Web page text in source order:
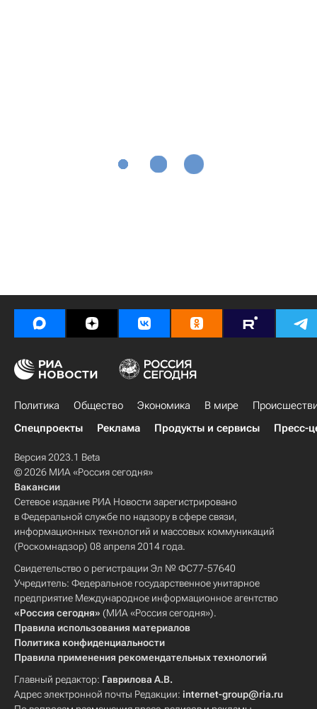
Политика Общество Экономика В мире
Спецпроекты
Реклама Продукты и сервисы Пресс-
Версия 2023.1 Beta
© 2026 МИА «Россия сегодня»
Вакансии
Сетевое издание РИА Новости зарегистрировано
в Федеральной службе по надзору в сфере связи,
информационных технологий и массовых коммуникаций
(Роскомнадзор) 08 апреля 2014 года.
Свидетельство о регистрации Эл № ФС77-57640
Учредитель: Федеральное государственное унитарное
предприятие Международное информационное агентство
«Россия сегодня» (МИА «Россия сегодня»).
Правила использования материалов
Политика конфиденциальности
Правила применения рекомендательных технологий
Главный редактор: Гаврилова А.В.
Адрес электронной почты Редакции: internet-group@ria.ru